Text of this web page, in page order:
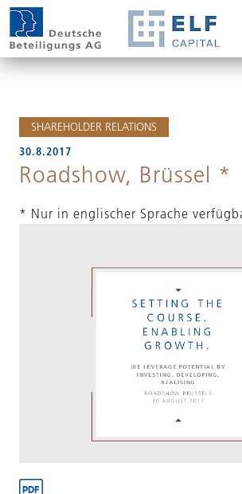
SHAREHOLDER RELATIONS
30.8.2017
Roadshow, Brüssel *
* Nur in englischer Sprache